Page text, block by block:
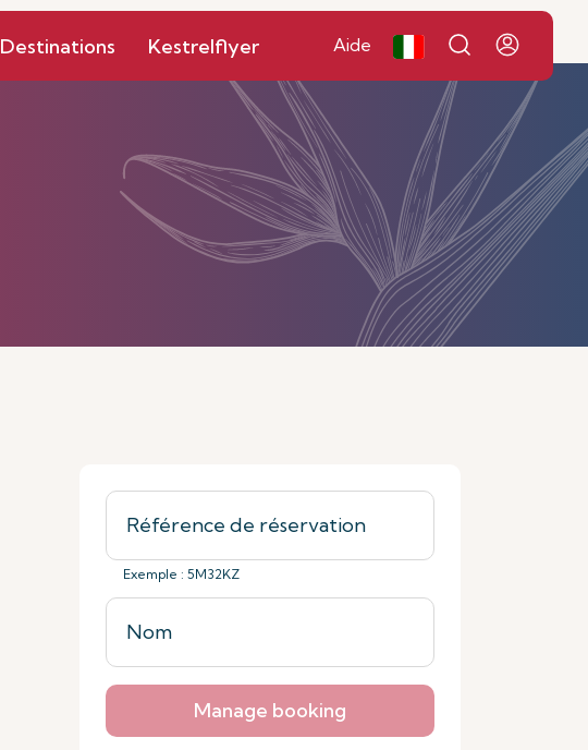
Destinations Kestrelflyer Aide
Exemple : 5M32KZ
Manage booking